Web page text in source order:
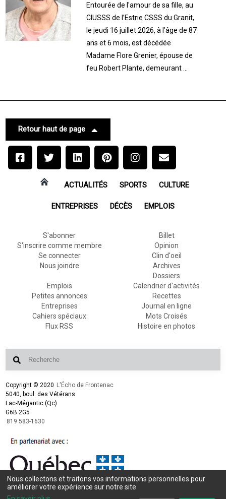
Entourée de l'amour de sa fille, au
CIUSSS de l’Estrie CSSS du Granit,
le jeudi 16 juillet 2026, à l’âge de 87
ans et 6 mois, est décédée
Madame Flore Grenier, épouse de
feu Robert Plante, demeurant ...
Retour haut de page
ACTUALITÉS SPORTS CULTURE
ENTREPRISES DÉCÈS EMPLOIS
S'abonner
S'inscrire comme membre
Se connecter
Nous joindre
Billet
Opinion
Clin d'oeil
Archives
Dossiers
Emplois
Petites annonces
Entreprises
Cahiers spéciaux
Flux RSS
Calendrier d'activités
Recettes
Journal en ligne
Mots Croisés
Histoire en photos
Copyright © 2020 L'Écho de Frontenac
5040, boul. des Vétérans
Lac-Mégantic (Qc)
G6B 2G5
819 583-1630
Conception et design :L'Écho de Frontenac
Intégration et programmation :
Nous collectons et traitons vos informations personnelles pour
améliorer votre expérience sur notre site.